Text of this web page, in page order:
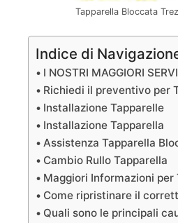
Tapparella Bloccata
Indice di
I NOSTRI MAGGIORI
Richiedi il preventivo per
Installazione Tapparelle
Installazione Tapparella
Assistenza Tapparella
Cambio Rullo Tapparella
Maggiori Informazioni per
Come ripristinare il
Quali sono le principali